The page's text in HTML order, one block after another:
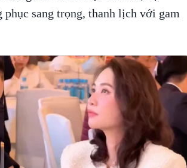
sang trọng, thanh lịch với gam